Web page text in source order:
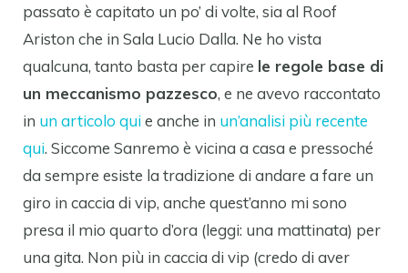
passato è capitato un po’ di volte, sia al Roof
Ariston che in Sala Lucio Dalla. Ne ho vista
qualcuna, tanto basta per capire le regole base di
un meccanismo pazzesco, e ne avevo raccontato
in un articolo quie anche in un’analisi più recente
qui. Siccome Sanremo è vicina a casa e pressoché
da sempre esiste la tradizione di andare a fare un
giro in caccia di vip, anche quest’anno mi sono
presa il mio quarto d’ora (leggi: una mattinata) per
una gita. Non più in caccia di vip (credo di aver